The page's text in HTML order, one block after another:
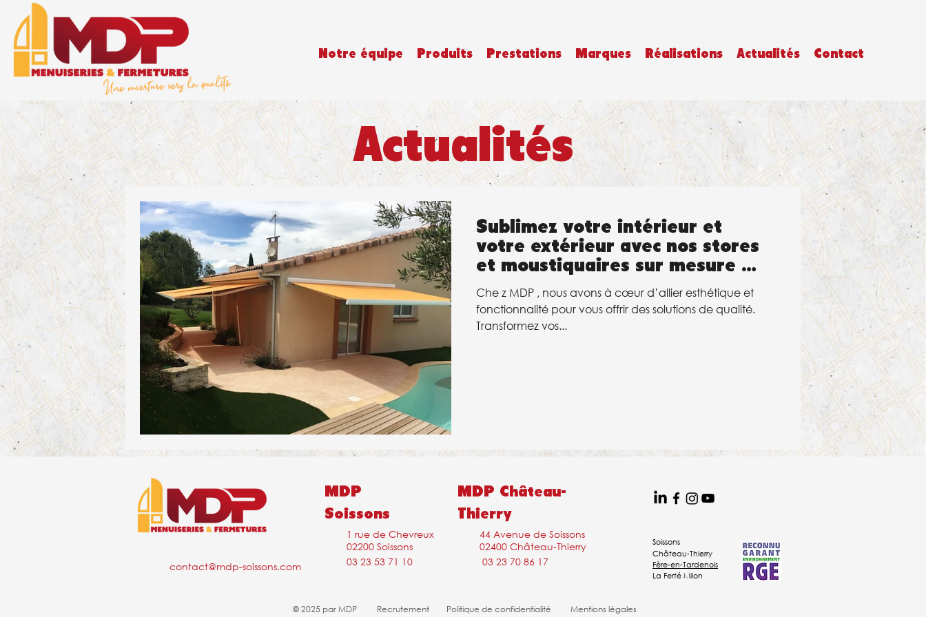
Notre équipe Produits Prestations Marques Réalisations Actualités Contact
Actualités
Sublimez votre intérieur et
votre extérieur avec nos stores
et moustiquaires sur mesure !
☀️
Che z MDP , nous avons à cœur d’allier esthétique et
fonctionnalité pour vous offrir des solutions de qualité.
Transformez vos...
contact@mdp-soissons.com
MDP
Soissons
1 rue de Chevreux
02200 Soissons
03 23 53 71 10
MDP Château-
Thierry
44 Avenue de Soissons
02400 Château-Thierry
03 23 70 86 17
Soissons
Château-Thierry
Fère-en-Tardenois
La Ferté Milon
© 2025 par MDP Recrutement Politique de confidentialité Mentions légales